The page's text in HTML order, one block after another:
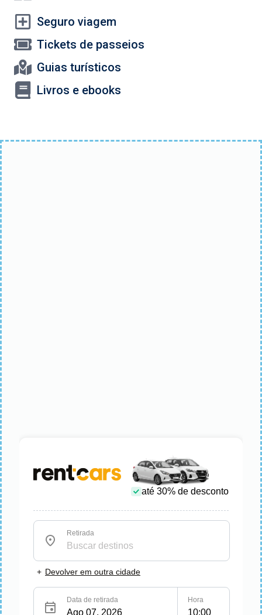
Seguro viagem
Tickets de passeios
Guias turísticos
Livros e ebooks